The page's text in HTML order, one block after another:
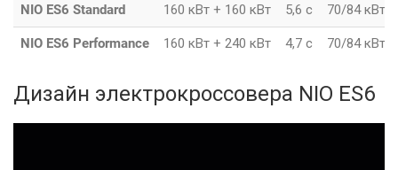
NIO ES6 Standard 160 кВт + 160 кВт 5,6 с 70/84 кВт⋅ч
NIO ES6 Performance 160 кВт + 240 кВт 4,7 с 70/84 кВт⋅ч
Дизайн электрокроссовера NIO ES6